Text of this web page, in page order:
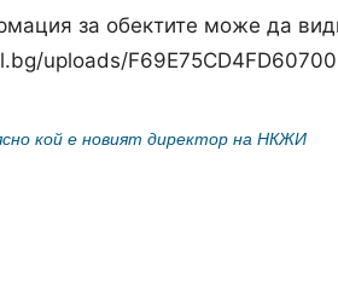
за обектите може да
uploads/
кой е новият директор на НКЖИ